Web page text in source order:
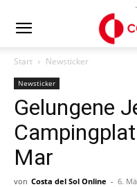
Start Newsticker
Newsticker
Gelungene
Mar
von Costa del Sol Online - 6.